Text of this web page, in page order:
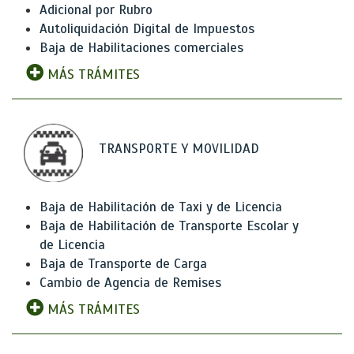
Adicional por Rubro
Autoliquidación Digital de Impuestos
Baja de Habilitaciones comerciales
MÁS TRÁMITES
TRANSPORTE Y MOVILIDAD
Baja de Habilitación de Taxi y de Licencia
Baja de Habilitación de Transporte Escolar y
de Licencia
Baja de Transporte de Carga
Cambio de Agencia de Remises
MÁS TRÁMITES